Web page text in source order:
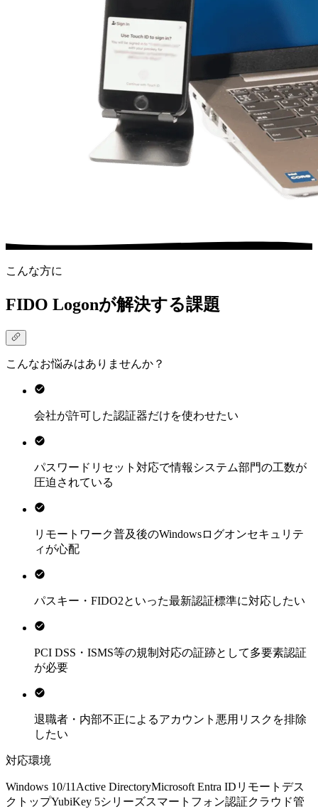
こんな方に
FIDO Logonが解決する課題
こんなお悩みはありませんか？
会社が許可した認証器だけを使わせたい
パスワードリセット対応で情報システム部門の工数が
圧迫されている
リモートワーク普及後のWindowsログオンセキュリテ
ィが心配
パスキー・FIDO2といった最新認証標準に対応したい
PCI DSS・ISMS等の規制対応の証跡として多要素認証
が必要
退職者・内部不正によるアカウント悪用リスクを排除
したい
対応環境
Windows 10/11 Active DirectoryMicrosoft Entra ID リモートデス
クトップYubiKey 5シリーズスマートフォン認証クラウド管